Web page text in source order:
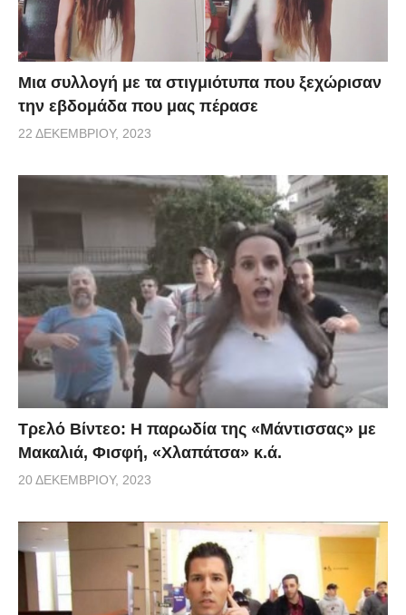
Μια συλλογή με τα στιγμιότυπα που ξεχώρισαν
την εβδομάδα που μας πέρασε
22 ΔΕΚΕΜΒΡΊΟΥ, 2023
Τρελό Βίντεο: H παρωδία της «Μάντισσας» με
Μακαλιά, Φισφή, «Χλαπάτσα» κ.ά.
20 ΔΕΚΕΜΒΡΊΟΥ, 2023